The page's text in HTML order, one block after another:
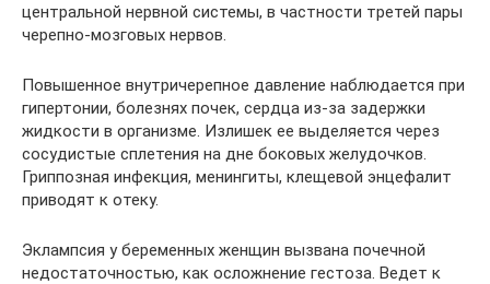
центральной нервной системы, в частности третей пары
черепно-мозговых нервов.
Повышенное внутричерепное давление наблюдается при
гипертонии, болезнях почек, сердца из-за задержки
жидкости в организме. Излишек ее выделяется через
сосудистые сплетения на дне боковых желудочков.
Гриппозная инфекция, менингиты, клещевой энцефалит
приводят к отеку.
Эклампсия у беременных женщин вызвана почечной
недостаточностью, как осложнение гестоза. Ведет к